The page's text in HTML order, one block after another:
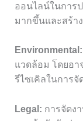
ออนไลน์ในการ
มากขึ้นและสร้า
Environmental:
แวดล้อม โดยอา
รีไซเคิลในการ
Legal: การจัดง